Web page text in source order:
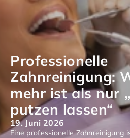
Professionelle
Zahnreinigung:
mehr ist als nur
putzen lassen“
19. Juni 2026
Eine professionelle Zahnreinigung
LEISTUNG
LEISTUNG
BLOGBEITRAG
BLOGBEITRAG
BLOGBEITRAG
BLOGBEITRAG